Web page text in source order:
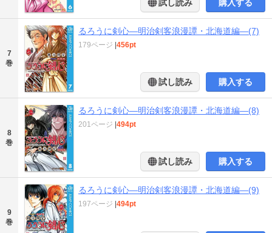
試し読み 購入する
7
巻
るろうに剣心―明治剣客浪漫譚・北海道編―(7)
179ページ 456pt
試し読み 購入する
8
巻
るろうに剣心―明治剣客浪漫譚・北海道編―(8)
201ページ 494pt
試し読み 購入する
9
巻
るろうに剣心―明治剣客浪漫譚・北海道編―(9)
197ページ 494pt